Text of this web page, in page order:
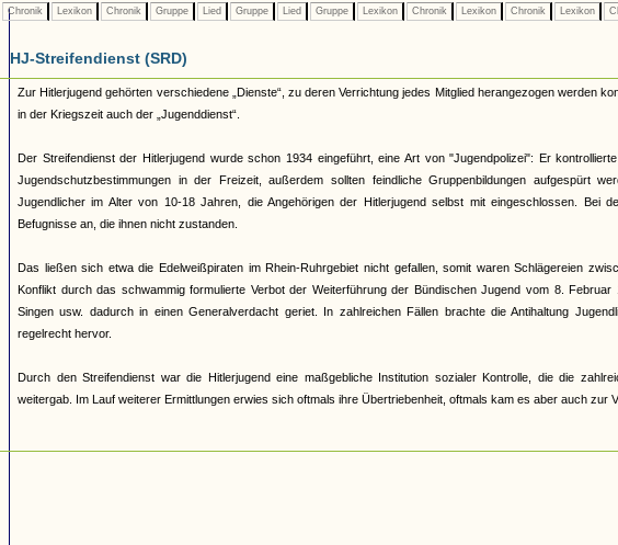
Chronik Lexikon Chronik Gruppe Lied Gruppe Lied Gruppe Lexikon Chronik Lexikon Chronik Lexikon
HJ-Streifendienst (SRD)
Zur Hitlerjugend gehörten verschiedene „Dienste“, zu deren Verrichtung jedes Mitglied herangezogen werden
in der Kriegszeit auch der „Jugenddienst“.
Der Streifendienst der Hitlerjugend wurde schon 1934 eingeführt, eine Art von "Jugendpolizei": Er
Jugendschutzbestimmungen in der Freizeit, außerdem sollten feindliche Gruppenbildungen aufgespürt
Jugendlicher im Alter von 10-18 Jahren, die Angehörigen der Hitlerjugend selbst mit eingeschlossen. Bei
Befugnisse an, die ihnen nicht zustanden.
Das ließen sich etwa die Edelweißpiraten im Rhein-Ruhrgebiet nicht gefallen, somit waren Schlägereien
Konflikt durch das schwammig formulierte Verbot der Weiterführung der Bündischen Jugend vom 8.
Singen usw. dadurch in einen Generalverdacht geriet. In zahlreichen Fällen brachte die Antihaltung
regelrecht hervor.
Durch den Streifendienst war die Hitlerjugend eine maßgebliche Institution sozialer Kontrolle, die die
weitergab. Im Lauf weiterer Ermittlungen erwies sich oftmals ihre Übertriebenheit, oftmals kam es aber auch zur